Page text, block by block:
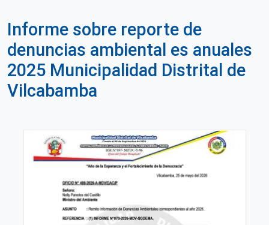
Informe sobre reporte de
denuncias ambiental es anuales
2025 Municipalidad Distrital de
Vilcabamba